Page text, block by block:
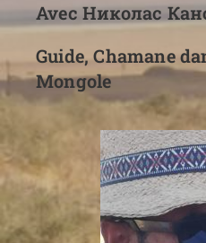
AvecНиколас
Guide, Chamane
Mongole